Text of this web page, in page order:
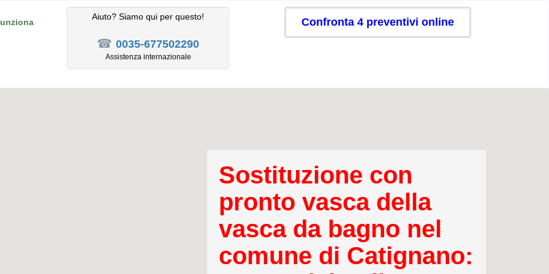
Aiuto? Siamo qui per questo!
☎ 0035-677502290
Assistenza internazionale
Confronta 4 preventivi online
Sostituzione con
pronto vasca della
vasca da bagno nel
comune di Catignano: